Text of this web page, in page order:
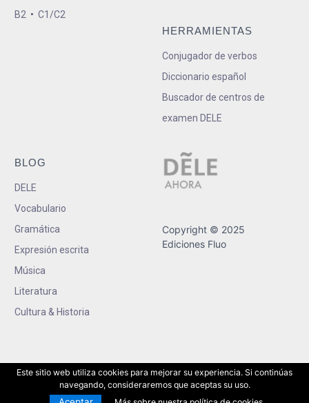
B2 • C1/C2
HERRAMIENTAS
Conjugador de verbos
Diccionario español
Buscador de centros de
examen DELE
BLOG
DELE
Vocabulario
Gramática
Expresión escrita
Música
Literatura
Cultura & Historia
Copyright © 2025
Ediciones Fluo
Este sitio web utiliza cookies para mejorar su experiencia. Si continúas
navegando, consideraremos que aceptas su uso.